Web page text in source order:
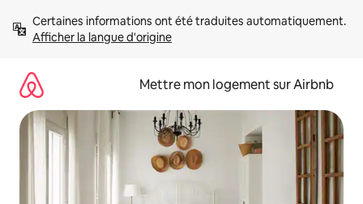
directement
Afficher la langue d'origine
Mettre mon logement sur Airbnb